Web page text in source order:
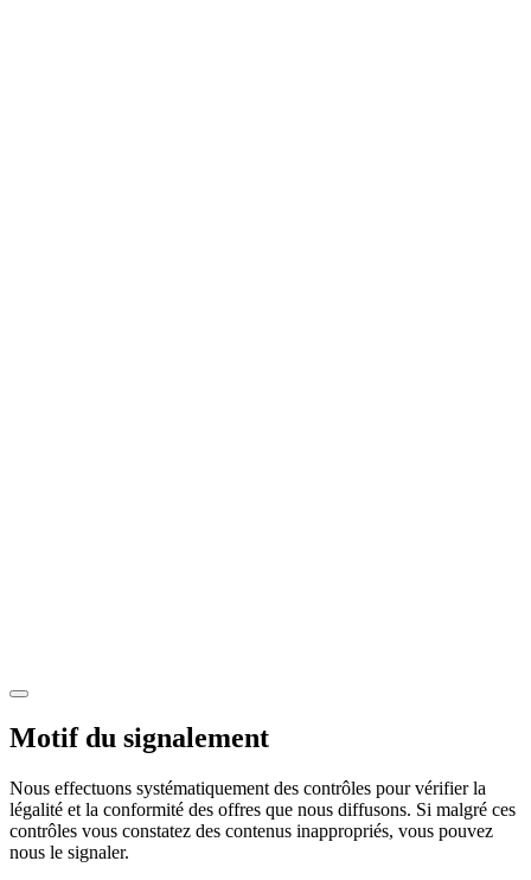
Motif du signalement
Nous effectuons systématiquement des contrôles pour vérifier la
légalité et la conformité des offres que nous diffusons. Si malgré ces
contrôles vous constatez des contenus inappropriés, vous pouvez
nous le signaler.